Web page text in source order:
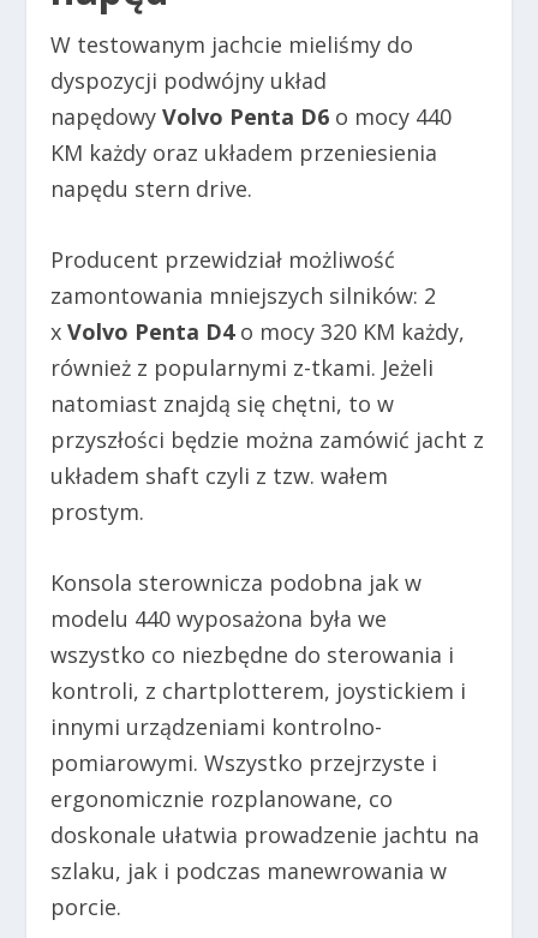
W testowanym jachcie mieliśmy do
dyspozycji podwójny układ
napędowyVolvo Penta D6 o mocy 440
KM każdy oraz układem przeniesienia
napędu stern drive.
Producent przewidział możliwość
zamontowania mniejszych silników: 2
xVolvo Penta D4o mocy 320 KM każdy,
również z popularnymi z-tkami. Jeżeli
natomiast znajdą się chętni, to w
przyszłości będzie można zamówić jacht z
układem shaft czyli z tzw. wałem
prostym.
Konsola sterownicza podobna jak w
modelu 440 wyposażona była we
wszystko co niezbędne do sterowania i
kontroli, z chartplotterem, joystickiem i
innymi urządzeniami kontrolno-
pomiarowymi. Wszystko przejrzyste i
ergonomicznie rozplanowane, co
doskonale ułatwia prowadzenie jachtu na
szlaku, jak i podczas manewrowania w
porcie.